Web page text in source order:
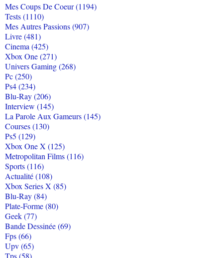
Mes Coups De Coeur (1194)
Tests (1110)
Mes Autres Passions (907)
Livre (481)
Cinema (425)
Xbox One (271)
Univers Gaming (268)
Pc (250)
Ps4 (234)
Blu-Ray (206)
Interview (145)
La Parole Aux Gameurs (145)
Courses (130)
Ps5 (129)
Xbox One X (125)
Metropolitan Films (116)
Sports (116)
Actualité (108)
Xbox Series X (85)
Blu-Ray (84)
Plate-Forme (80)
Geek (77)
Bande Dessinée (69)
Fps (66)
Upv (65)
Tps (58)